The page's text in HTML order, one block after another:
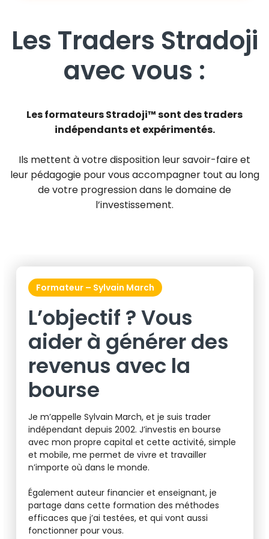
Les Traders Stradoji
avec vous :
Les formateurs Stradoji™ sont des traders
indépendants et expérimentés.
Ils mettent à votre disposition leur savoir-faire et
leur pédagogie pour vous accompagner tout au long
de votre progression dans le domaine de
l’investissement.
Formateur – Sylvain March
L’objectif ? Vous
aider à générer des
revenus avec la
bourse
Je m’appelle Sylvain March, et je suis trader
indépendant depuis 2002. J’investis en bourse
avec mon propre capital et cette activité, simple
et mobile, me permet de vivre et travailler
n’importe où dans le monde.
Également auteur financier et enseignant, je
partage dans cette formation des méthodes
efficaces que j’ai testées, et qui vont aussi
fonctionner pour vous.